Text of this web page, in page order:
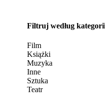
Filtruj według
Film
Książki
Muzyka
Inne
Sztuka
Teatr